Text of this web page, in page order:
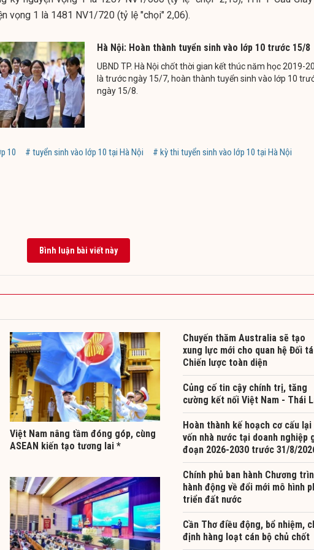
vọng 1 là 1481 NV1/720 (tỷ lệ "chọi" 2,06).
Hà Nội: Hoàn thành tuyển sinh vào lớp 10 trước 15/8
UBND TP. Hà Nội chốt thời gian kết thúc năm học 2019-
là trước ngày 15/7, hoàn thành tuyển sinh vào lớp 10
ngày 15/8.
10 # tuyển sinh vào lớp 10 tại Hà Nội # kỳ thi tuyển sinh vào lớp 10 tại Hà Nội
Bình luận bài viết này
Việt Nam nâng tầm đóng góp, cùng
ASEAN kiến tạo tương lai *
Chuyến thăm Australia sẽ tạo
xung lực mới cho quan hệ Đối
Chiến lược toàn diện
Củng cố tin cậy chính trị, tăng
cường kết nối Việt Nam - Thái
Hoàn thành kế hoạch cơ cấu lại
vốn nhà nước tại doanh nghiệp
đoạn 2026-2030 trước 31/8/
Chính phủ ban hành Chương
hành động về đổi mới mô hình
triển đất nước
Cần Thơ điều động, bổ nhiệm,
định hàng loạt cán bộ chủ chốt